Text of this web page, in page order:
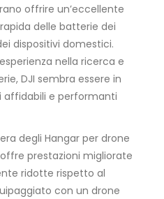
offrire un’eccellente
delle batterie dei
dispositivi domestici.
nella ricerca e
DJI sembra essere in
affidabili e performanti
degli Hangar per drone
prestazioni migliorate
ridotte rispetto al
con un drone